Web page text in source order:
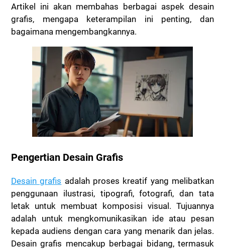
Artikel ini akan membahas berbagai aspek desain
grafis, mengapa keterampilan ini penting, dan
bagaimana mengembangkannya.
Pengertian Desain Grafis
Desain grafis adalah proses kreatif yang melibatkan
penggunaan ilustrasi, tipografi, fotografi, dan tata
letak untuk membuat komposisi visual. Tujuannya
adalah untuk mengkomunikasikan ide atau pesan
kepada audiens dengan cara yang menarik dan jelas.
Desain grafis mencakup berbagai bidang, termasuk